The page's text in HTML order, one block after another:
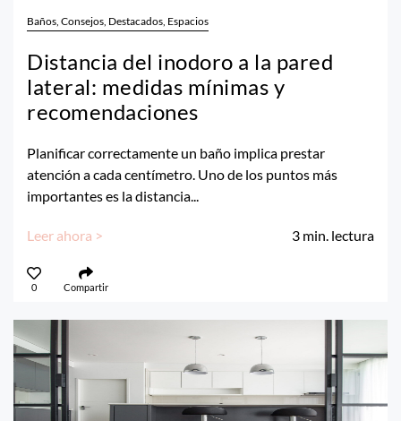
Baños, Consejos, Destacados, Espacios
Distancia del inodoro a la pared
lateral: medidas mínimas y
recomendaciones
Planificar correctamente un baño implica prestar
atención a cada centímetro. Uno de los puntos más
importantes es la distancia...
Leer ahora > 3 min. lectura
0 Compartir